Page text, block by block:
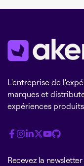
L'entreprise de
marques et
expériences
Recevez la